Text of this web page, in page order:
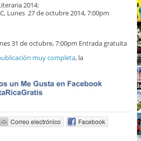
2014:
Lunes 27 de octubre 2014, 7:00pm
31 de octubre, 7:00pm Entrada gratuita
muy completa, la
Correo electrónico
Facebook